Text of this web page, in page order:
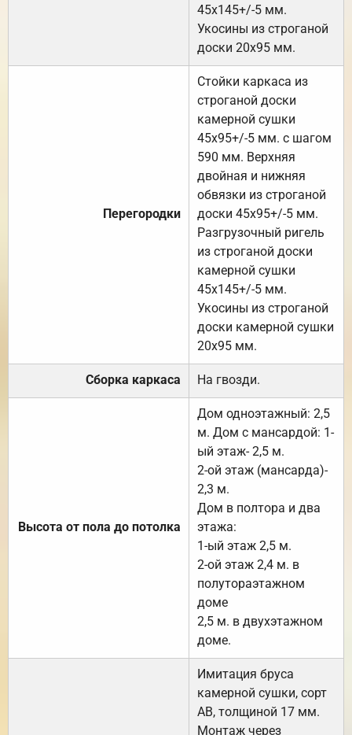
45х145+/-5 мм.
Укосины из строганой
доски 20х95 мм.
Перегородки
Стойки каркаса из
строганой доски
камерной сушки
45х95+/-5 мм. с шагом
590 мм. Верхняя
двойная и нижняя
обвязки из строганой
доски 45х95+/-5 мм.
Разгрузочный ригель
из строганой доски
камерной сушки
45х145+/-5 мм.
Укосины из строганой
доски камерной сушки
20х95 мм.
Сборка каркаса На гвозди.
Высота от пола до потолка
Дом одноэтажный: 2,5
м. Дом с мансардой: 1-
ый этаж- 2,5 м.
2-ой этаж (мансарда)-
2,3 м.
Дом в полтора и два
этажа:
1-ый этаж 2,5 м.
2-ой этаж 2,4 м. в
полутораэтажном
доме
2,5 м. в двухэтажном
доме.
Имитация бруса
камерной сушки, сорт
АВ, толщиной 17 мм.
Монтаж через